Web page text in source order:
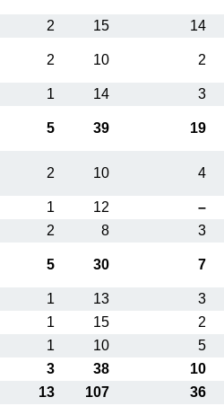
2 15
14
2 10 2
1 14
3
5 39 19
2 10 4
1 12
–
2 8
3
5 30 7
1 13
3
1 15
2
1 10
5
3 38
10
13 107
36